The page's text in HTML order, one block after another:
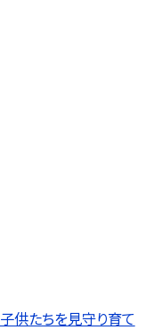
供たちを見守り育て